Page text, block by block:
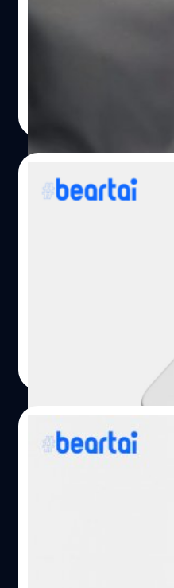
เว็บไซต์ Macotakara ของ
ทาง Alibaba ซึ่งเผยให้เ
รับการพิมพ์ตัวเครื่องแบ
ตัวเครื่องมาจากข้อมูลต่
https://youtu.be/
เห็นตัวเครื่องของ
นิ้ว, 5.9 นิ้ว และ 6.4 นิ้ว
กับดีไซน์ของ iPad Pro ดั
ว่า iPhone รุ่นใหม่ที่จะเปิ
ดังนี้ จอ LED ขนาด 4.7 นิ้
ไวรัสโคโรนาพ่นพิ
สถานการณ์ของไวรัสโคโร
ที่ยังคงวิกฤต โดยล่าสุดมี
อีกหลายพันคน จนเวลานี้
และเฝ้าระวังจากการปร
ทุกช่องทางถูกยุติชั่วครา
กล่าว ส่งผลกระทบต่อภา
บริษัทต่างชาติที่ต้องติดต่
Apple เองที่คาดว่าจะได้
แผนการเปิดตัว iPhone 9
ประหยัด ที่เดิมเข้าสู่กระ
เดือนมีนาคม อาจต้องล่า
หลักของพวกเขาอย่าง
เมือง เจิ้งโจว และ เซี่ยงไ
ผลกระทบของไวรัสโคโร
ติดตามดูเช่นกัน หลังจาก
ประกาศภาวะฉุกเฉิน และร
| 2384
28/01/2020
iPhone 9 (หรือ
เดิมที Apple ได้ใช้ปุ่มโฮ
เดือนกันยายน 2017) จา
เต็ม แต่ยังคงมีส่วนเว้าด้
และเซนเซอร์ต่าง ๆ ล่าสุด